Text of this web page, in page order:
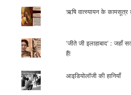
ऋषि वात्स्यायन के कामसूत्र
‘जीते जी इलाहाबाद’ : जहाँ
हैं!
आइडियोलॉजी की हानियाँ